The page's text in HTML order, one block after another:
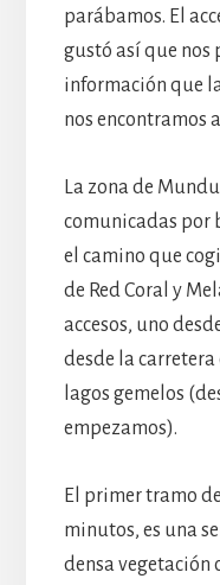
parábamos. El
gustó así que nos
información que
nos encontramos
La zona de
comunicadas por
el camino que
de Red Coral y
accesos, uno
desde la
lagos gemelos
empezamos).
El primer tramo
minutos, es una
densa vegetación